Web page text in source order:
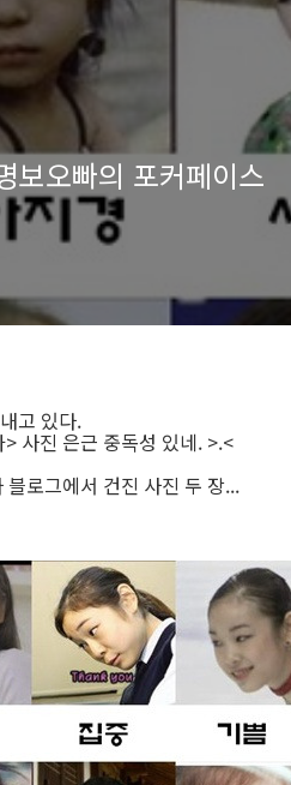
보오빠의 포커페이스
고 있다.
사진 은근 중독성 있네. >.<
로그에서 건진 사진 두 장...